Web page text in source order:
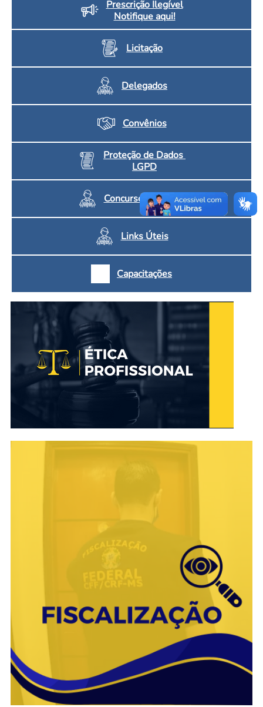
Prescrição Ilegível
Notifique aqui!
Licitação
Delegados
Convênios
Proteção de Dados
LGPD
Concursos CRF/MS
Links Úteis
Capacitações